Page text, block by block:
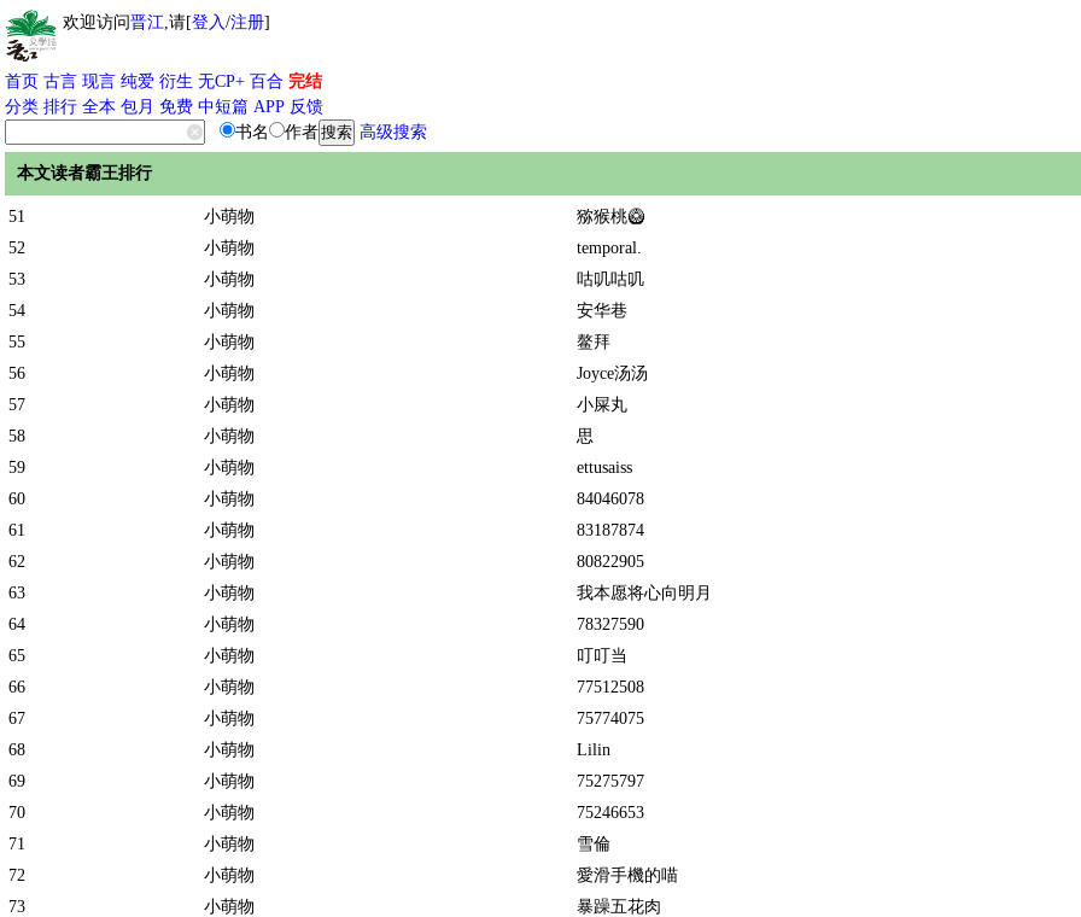
欢迎访问晋江,请[登入/注册]
首页 古言 现言 纯爱 衍生 无CP+ 百合 完结
分类 排行 全本 包月 免费 中短篇 APP 反馈
书名
作者 高级搜索
本文读者霸王排行
51 小萌物 猕猴桃🥝
52
小萌物 temporal.
53
小萌物 咕叽咕叽
54
小萌物 安华巷
55
小萌物 鳌拜
56
小萌物 Joyce汤汤
57
小萌物 小屎丸
58
小萌物 思
59
小萌物 ettusaiss
60
小萌物 84046078
61
小萌物 83187874
62
小萌物 80822905
63
小萌物 我本愿将心向明月
64
小萌物 78327590
65
小萌物 叮叮当
66
小萌物 77512508
67
小萌物 75774075
68
小萌物 Lilin
69
小萌物 75275797
70
小萌物 75246653
71
小萌物 雪倫
72
小萌物 愛滑手機的喵
73
小萌物 暴躁五花肉